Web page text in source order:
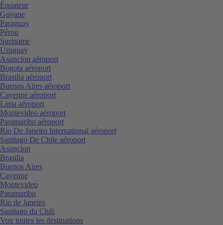
Équateur
Guyane
Paraguay
Pérou
Suriname
Uruguay
Asuncion aéroport
Bogota aéroport
Brasilia aéroport
Buenos Aires aéroport
Cayenne aéroport
Lima aéroport
Montevideo aéroport
Paramaribo aéroport
Rio De Janeiro International aéroport
Santiago De Chile aéroport
Asuncion
Brasilia
Buenos Aires
Cayenne
Montevideo
Paramaribo
Rio de Janeiro
Santiago du Chili
Voir toutes les destinations